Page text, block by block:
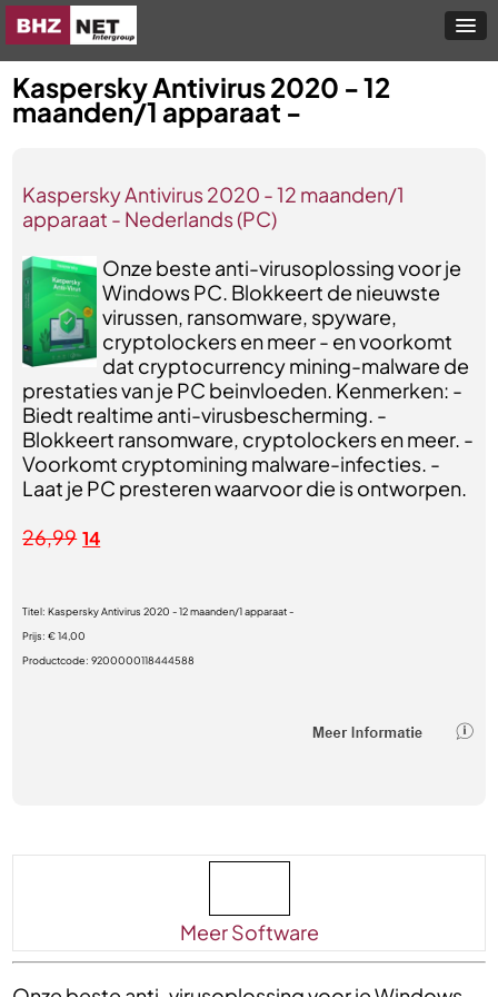
Kaspersky Antivirus 2020 - 12
maanden/1 apparaat -
Kaspersky Antivirus 2020 - 12 maanden/1
apparaat - Nederlands (PC)
Onze beste anti-virusoplossing voor je
Windows PC. Blokkeert de nieuwste
virussen, ransomware, spyware,
cryptolockers en meer - en voorkomt
dat cryptocurrency mining-malware de
prestaties van je PC beinvloeden. Kenmerken: -
Biedt realtime anti-virusbescherming. -
Blokkeert ransomware, cryptolockers en meer. -
Voorkomt cryptomining malware-infecties. -
Laat je PC presteren waarvoor die is ontworpen.
26,99 14
Titel:Kaspersky Antivirus 2020 - 12 maanden/1 apparaat -
Prijs:€ 14,00
Productcode:9200000118444588
Meer Software